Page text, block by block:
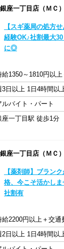
座一丁目店（ＭＣ）
【スギ薬局の処方
経験OK♪社割最大
に◎
給1350～1810円以
3日以上 1日4時間以
ルバイト・パート
座一丁目駅 徒歩1分
座一丁目店（ＭＣ）
【薬剤師】ブラン
格、今こそ活かし
社割有
給2200円以上＋交通
2日以上 1日4時間以